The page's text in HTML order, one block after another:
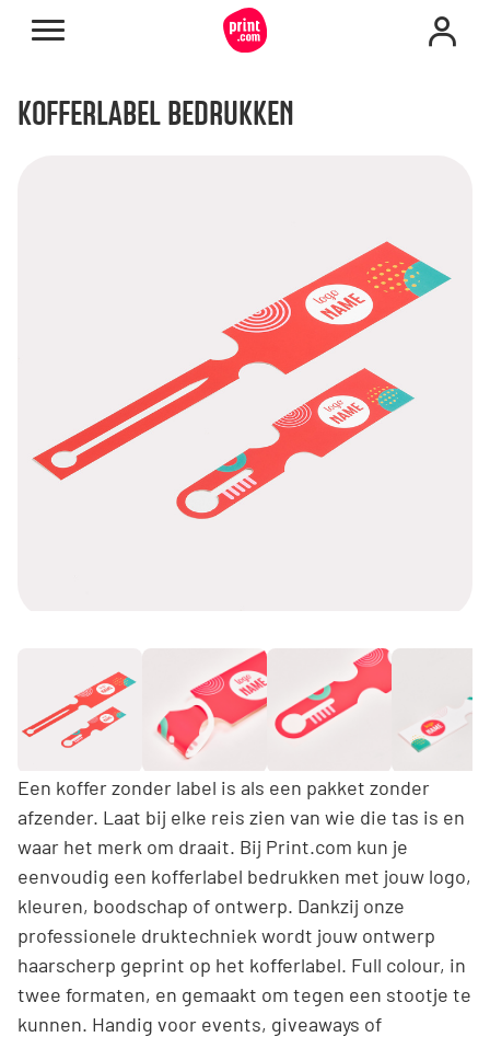
KOFFERLABEL BEDRUKKEN
Een koffer zonder label is als een pakket zonder
afzender. Laat bij elke reis zien van wie die tas is en
waar het merk om draait. Bij Print.com kun je
eenvoudig een kofferlabel bedrukken met jouw logo,
kleuren, boodschap of ontwerp. Dankzij onze
professionele druktechniek wordt jouw ontwerp
haarscherp geprint op het kofferlabel. Full colour, in
twee formaten, en gemaakt om tegen een stootje te
kunnen. Handig voor events, giveaways of